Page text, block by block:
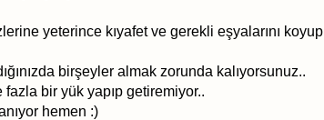
yeterince kıyafet ve gerekli eşyalarını koyup
birşeyler almak zorunda kalıyorsunuz..
bir yük yapıp getiremiyor..
hemen :)